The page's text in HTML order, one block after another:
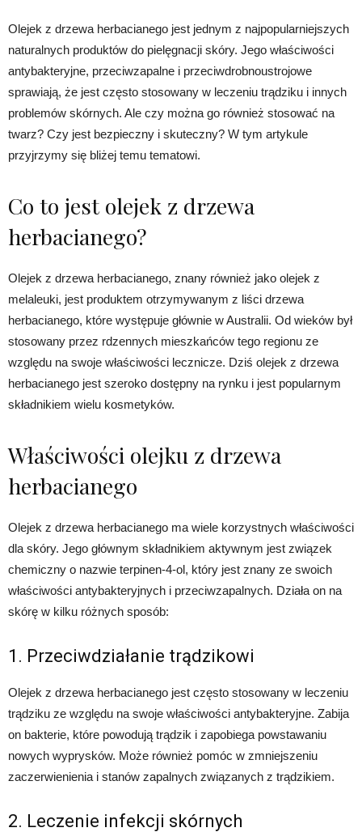
Olejek z drzewa herbacianego jest jednym z najpopularniejszych
naturalnych produktów do pielęgnacji skóry. Jego właściwości
antybakteryjne, przeciwzapalne i przeciwdrobnoustrojowe
sprawiają, że jest często stosowany w leczeniu trądziku i innych
problemów skórnych. Ale czy można go również stosować na
twarz? Czy jest bezpieczny i skuteczny? W tym artykule
przyjrzymy się bliżej temu tematowi.
Co to jest olejek z drzewa
herbacianego?
Olejek z drzewa herbacianego, znany również jako olejek z
melaleuki, jest produktem otrzymywanym z liści drzewa
herbacianego, które występuje głównie w Australii. Od wieków był
stosowany przez rdzennych mieszkańców tego regionu ze
względu na swoje właściwości lecznicze. Dziś olejek z drzewa
herbacianego jest szeroko dostępny na rynku i jest popularnym
składnikiem wielu kosmetyków.
Właściwości olejku z drzewa
herbacianego
Olejek z drzewa herbacianego ma wiele korzystnych właściwości
dla skóry. Jego głównym składnikiem aktywnym jest związek
chemiczny o nazwie terpinen-4-ol, który jest znany ze swoich
właściwości antybakteryjnych i przeciwzapalnych. Działa on na
skórę w kilku różnych sposób:
1. Przeciwdziałanie trądzikowi
Olejek z drzewa herbacianego jest często stosowany w leczeniu
trądziku ze względu na swoje właściwości antybakteryjne. Zabija
on bakterie, które powodują trądzik i zapobiega powstawaniu
nowych wyprysków. Może również pomóc w zmniejszeniu
zaczerwienienia i stanów zapalnych związanych z trądzikiem.
2. Leczenie infekcji skórnych